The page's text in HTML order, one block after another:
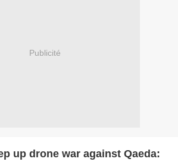
Publicité
up drone war against Qaeda: